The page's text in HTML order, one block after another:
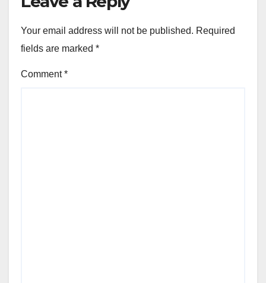
Your email address will not be published. Required
fields are marked *
Comment*